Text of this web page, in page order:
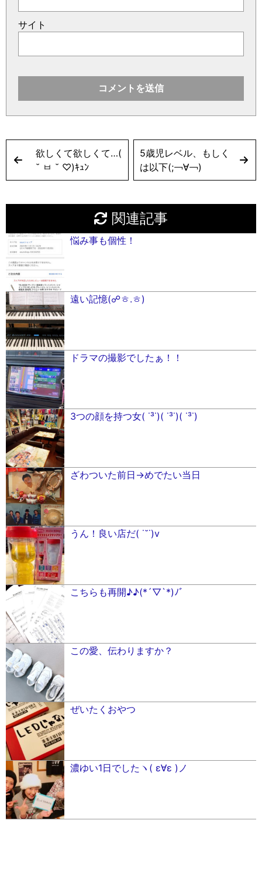
サイト
欲しくて欲しくて…(
˘ ㅂ ˘ ♡)ｷｭﾝ
5歳児レベル、もしく
は以下(;￢∀︎￢)
関連記事
悩み事も個性！
遠い記憶(☍ㅎ.ㅎ)
ドラマの撮影でしたぁ！！
3つの顔を持つ女( ˙³˙)( ˙³˙)( ˙³˙)
ざわついた前日→めでたい当日
うん！良い店だ( ˙˘˙)v
こちらも再開♪♪(*´▽`*)ﾉﾞ
この愛、伝わりますか？
ぜいたくおやつ
濃ゆい1日でしたヽ( ε∀ε )ノ